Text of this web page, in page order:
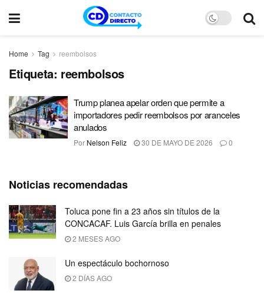
Home Tag reembolsos
Etiqueta: reembolsos
Trump planea apelar orden que permite a
importadores pedir reembolsos por aranceles
anulados
Por Nelson Feliz 30 DE MAYO DE 2026 0
Noticias recomendadas
Toluca pone fin a 23 años sin títulos de la
CONCACAF. Luis García brilla en penales
2 MESES AGO
Un espectáculo bochornoso
2 DÍAS AGO